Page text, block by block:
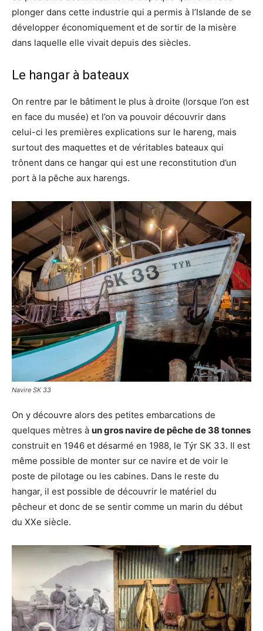
plonger dans cette industrie qui a permis à l’Islande de se
développer économiquement et de sortir de la misère
dans laquelle elle vivait depuis des siècles.
Le hangar à bateaux
On rentre par le bâtiment le plus à droite (lorsque l’on est
en face du musée) et l’on va pouvoir découvrir dans
celui-ci les premières explications sur le hareng, mais
surtout des maquettes et de véritables bateaux qui
trônent dans ce hangar qui est une reconstitution d’un
port à la pêche aux harengs.
Navire SK 33
On y découvre alors des petites embarcations de
quelques mètres à un gros navire de pêche de 38 tonnes
construit en 1946 et désarmé en 1988, le Týr SK 33. Il est
même possible de monter sur ce navire et de voir le
poste de pilotage ou les cabines. Dans le reste du
hangar, il est possible de découvrir le matériel du
pêcheur et donc de se sentir comme un marin du début
du XXe siècle.